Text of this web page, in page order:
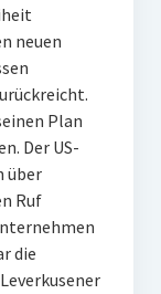
neuen
Plan
Der US-
über
Ruf
die